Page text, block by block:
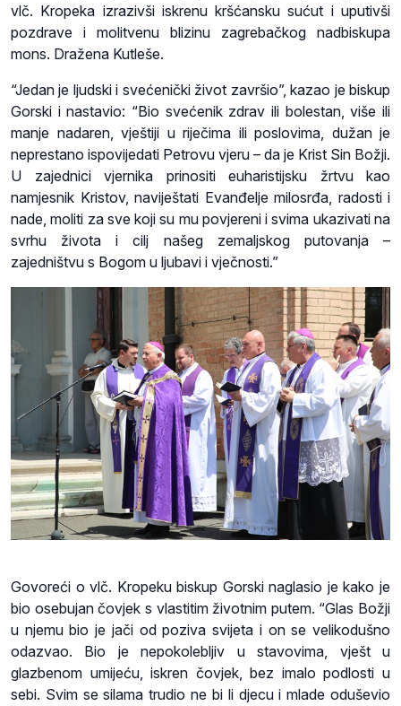
vlč. Kropeka izrazivši iskrenu kršćansku sućut i uputivši
pozdrave i molitvenu blizinu zagrebačkog nadbiskupa
mons. Dražena Kutleše.
“Jedan je ljudski i svećenički život završio”, kazao je biskup
Gorski i nastavio: “Bio svećenik zdrav ili bolestan, više ili
manje nadaren, vještiji u riječima ili poslovima, dužan je
neprestano ispovijedati Petrovu vjeru – da je Krist Sin Božji.
U zajednici vjernika prinositi euharistijsku žrtvu kao
namjesnik Kristov, naviještati Evanđelje milosrđa, radosti i
nade, moliti za sve koji su mu povjereni i svima ukazivati na
svrhu života i cilj našeg zemaljskog putovanja –
zajedništvu s Bogom u ljubavi i vječnosti.”
Govoreći o vlč. Kropeku biskup Gorski naglasio je kako je
bio osebujan čovjek s vlastitim životnim putem. “Glas Božji
u njemu bio je jači od poziva svijeta i on se velikodušno
odazvao. Bio je nepokolebljiv u stavovima, vješt u
glazbenom umijeću, iskren čovjek, bez imalo podlosti u
sebi. Svim se silama trudio ne bi li djecu i mlade oduševio